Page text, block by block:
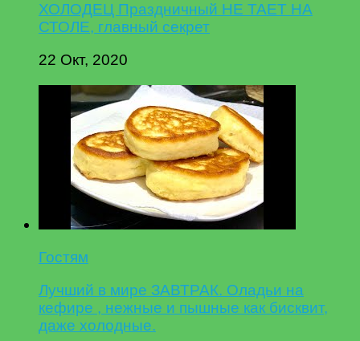
ХОЛОДЕЦ Праздничный НЕ ТАЕТ НА
СТОЛЕ, главный секрет
22 Окт, 2020
Гостям
Лучший в мире ЗАВТРАК. Оладьи на
кефире , нежные и пышные как бисквит,
даже холодные.